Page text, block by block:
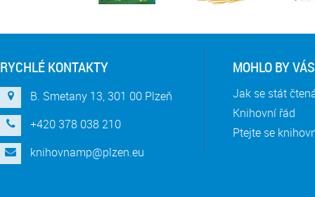
RYCHLÉ KONTAKTY
B. Smetany 13, 301 00 Plzeň
+420 378 038 210
knihovnamp@plzen.eu
MOHLO BY
Jak se stát
Knihovní řád
Ptejte se